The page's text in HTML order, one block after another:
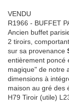
VENDU
R1966 - BUFFET
Ancien buffet
2 tiroirs,
sur sa provenance
entièrement poncé
magique" de notre
dimensions à
maison au gré des
H79 Tiroir (utile)